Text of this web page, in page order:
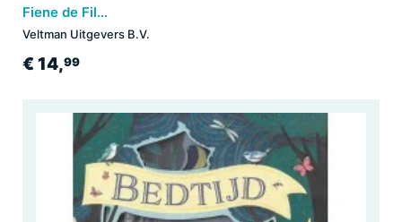
Fiene de Filmster - op het podium
Veltman Uitgevers B.V.
€ 14,99